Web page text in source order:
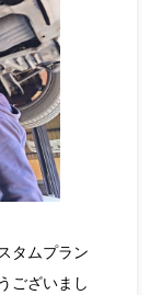
タムプラン
ございまし